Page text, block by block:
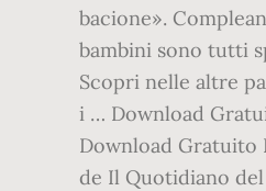
bacione».
bambini sono tutti
Scopri nelle altre
i … Download
Download Gratuito
de Il Quotidiano